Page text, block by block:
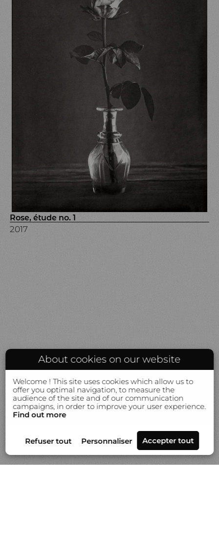
Rose, étude no. 1
2017
About cookies on our website
Welcome ! This site uses cookies which allow us to
offer you optimal navigation, to measure the
audience of the site and of our communication
campaigns, in order to improve your user experience.
Find out more